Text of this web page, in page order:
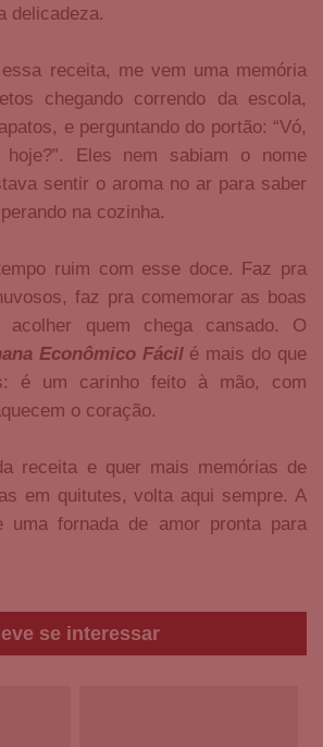
delicadeza.
receita, me vem uma memória
chegando correndo da escola,
e perguntando do portão: “Vó,
Eles nem sabiam o nome
sentir o aroma no ar para saber
na cozinha.
ruim com esse doce. Faz pra
faz pra comemorar as boas
quem chega cansado. O
Econômico Fácilé mais do que
é um carinho feito à mão, com
o coração.
receita e quer mais memórias de
em quitutes, volta aqui sempre. A
uma fornada de amor pronta para
se interessar